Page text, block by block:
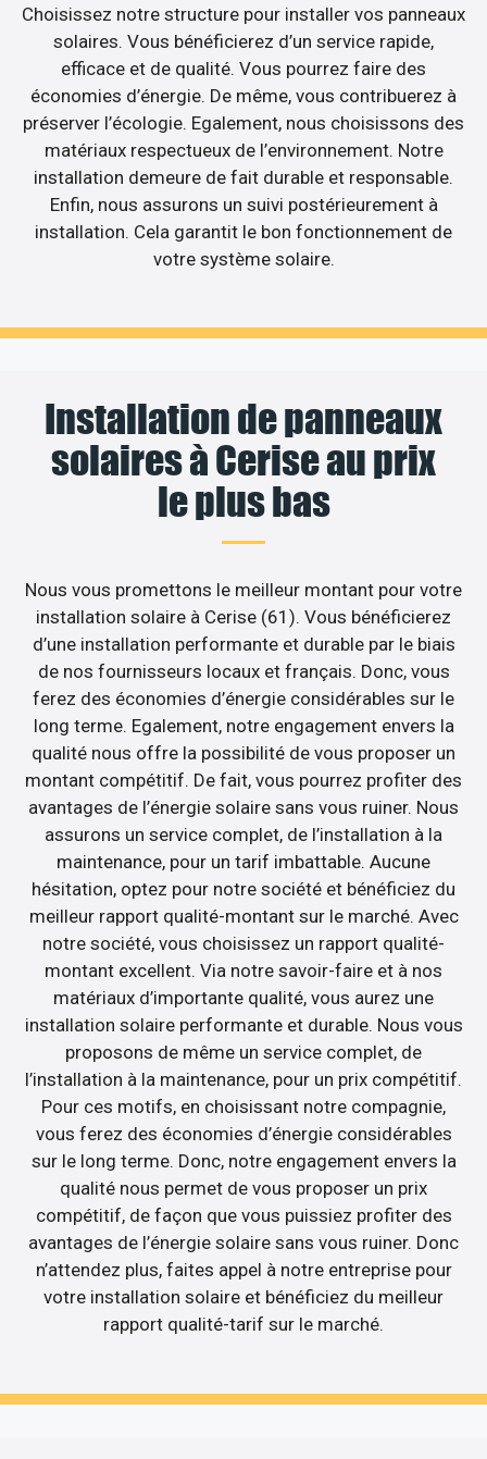
Choisissez notre structure pour installer vos panneaux
solaires. Vous bénéficierez d’un service rapide,
efficace et de qualité. Vous pourrez faire des
économies d’énergie. De même, vous contribuerez à
préserver l’écologie. Egalement, nous choisissons des
matériaux respectueux de l’environnement. Notre
installation demeure de fait durable et responsable.
Enfin, nous assurons un suivi postérieurement à
installation. Cela garantit le bon fonctionnement de
votre système solaire.
Installation de panneaux
solaires à Cerise au prix
le plus bas
Nous vous promettons le meilleur montant pour votre
installation solaire à Cerise (61). Vous bénéficierez
d’une installation performante et durable par le biais
de nos fournisseurs locaux et français. Donc, vous
ferez des économies d’énergie considérables sur le
long terme. Egalement, notre engagement envers la
qualité nous offre la possibilité de vous proposer un
montant compétitif. De fait, vous pourrez profiter des
avantages de l’énergie solaire sans vous ruiner. Nous
assurons un service complet, de l’installation à la
maintenance, pour un tarif imbattable. Aucune
hésitation, optez pour notre société et bénéficiez du
meilleur rapport qualité-montant sur le marché. Avec
notre société, vous choisissez un rapport qualité-
montant excellent. Via notre savoir-faire et à nos
matériaux d’importante qualité, vous aurez une
installation solaire performante et durable. Nous vous
proposons de même un service complet, de
l’installation à la maintenance, pour un prix compétitif.
Pour ces motifs, en choisissant notre compagnie,
vous ferez des économies d’énergie considérables
sur le long terme. Donc, notre engagement envers la
qualité nous permet de vous proposer un prix
compétitif, de façon que vous puissiez profiter des
avantages de l’énergie solaire sans vous ruiner. Donc
n’attendez plus, faites appel à notre entreprise pour
votre installation solaire et bénéficiez du meilleur
rapport qualité-tarif sur le marché.